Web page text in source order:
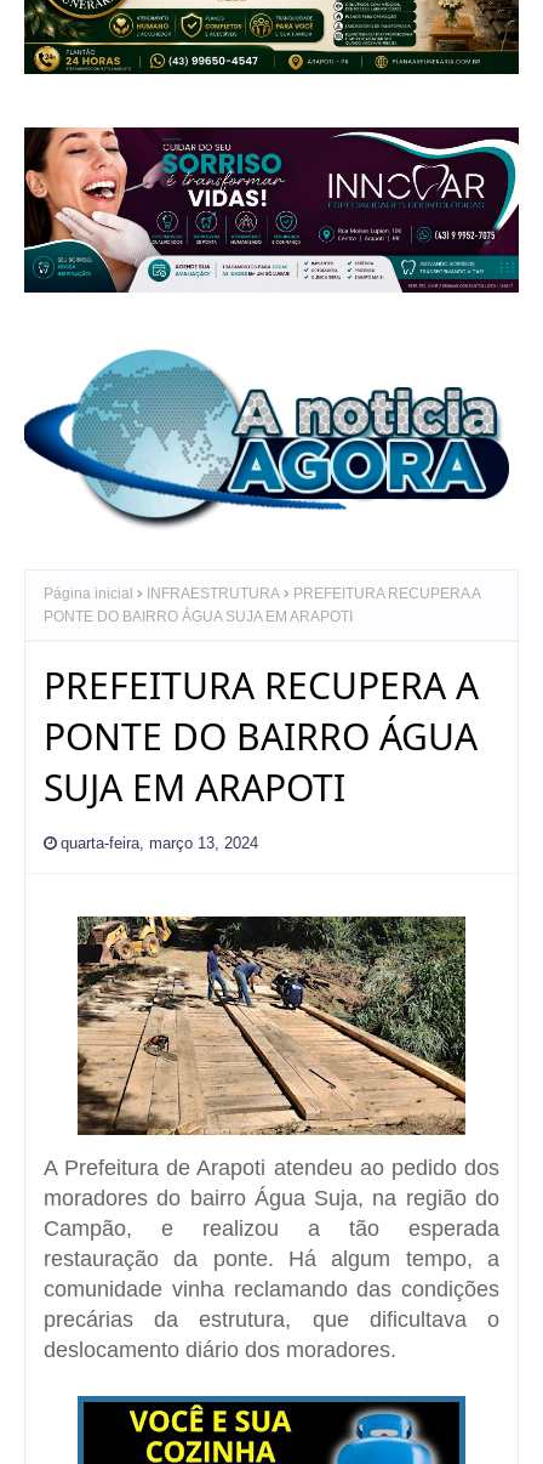
Página inicial INFRAESTRUTURA
PREFEITURA RECUPERA A
PONTE DO BAIRRO ÁGUA SUJA EM ARAPOTI
PREFEITURA RECUPERA A
PONTE DO BAIRRO ÁGUA
SUJA EM ARAPOTI
quarta-feira, março 13, 2024
A Prefeitura de Arapoti atendeu ao pedido dos
moradores do bairro Água Suja, na região do
Campão, e realizou a tão esperada
restauração da ponte. Há algum tempo, a
comunidade vinha reclamando das condições
precárias da estrutura, que dificultava o
deslocamento diário dos moradores.